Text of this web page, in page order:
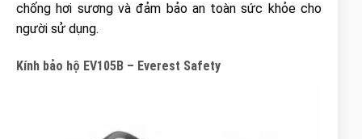
chống hơi sương và đảm bảo an toàn sức khỏe cho
người sử dụng.
Kính bảo hộ EV105B – Everest Safety